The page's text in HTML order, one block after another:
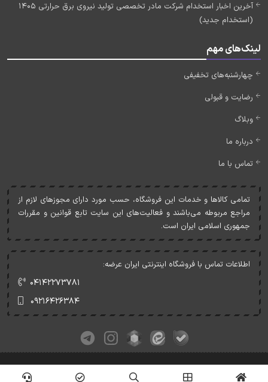
آخرین اخبار استخدام شرکت مادر تخصصی تولید نیروی برق حرارتی 1405
(استخدام جدید)
لینک‌های مهم
چهارشنبه‌های تخفیفی
رضایت و قبولی
وبلاگ
درباره ما
تماس با ما
تمامی کالاها و خدمات اين فروشگاه، حسب مورد دارای مجوزهای لازم از
مراجع مربوطه می‌باشند و فعاليت‌های اين سايت تابع قوانين و مقررات
جمهوری اسلامی ايران است.
اطلاعات تماس با فروشگاه اینترنتی ایران عرضه:
۰۴۱۴۲۲۷۳۷۸۱
۰۹۲۱۶۴۲۶۳۸۴
کلیه حقوق این وبسایت متعلق به ایران عرضه می‌باشد.